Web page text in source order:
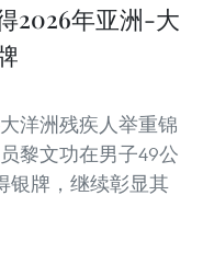
2026年亚洲-大
洋洲残疾人举重锦
黎文功在男子49公
银牌，继续彰显其